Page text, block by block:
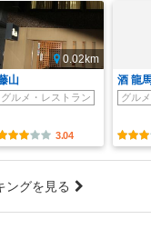
0.02km
山
グルメ・レストラン
3.04
酒 龍
グル
ングを見る